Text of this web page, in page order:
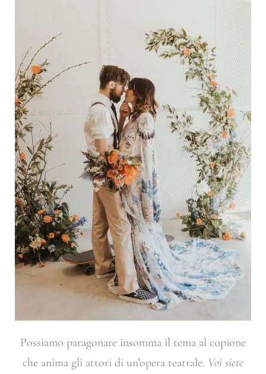
Possiamo paragonare insomma il tema al copione
che anima gli attori di un’opera teatrale. Voi siete